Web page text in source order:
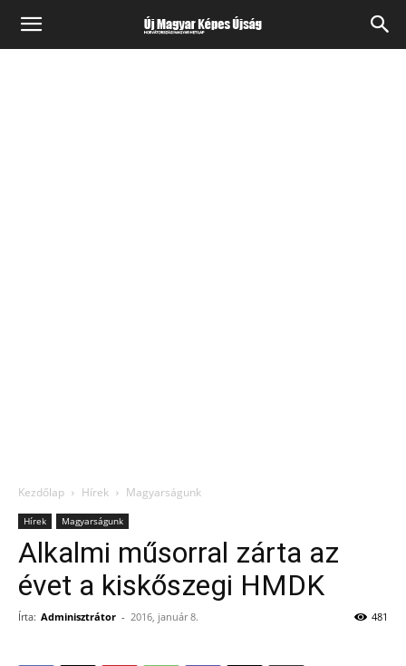
Kezdőlap Hírek Magyarságunk
Hírek Magyarságunk
Alkalmi műsorral zárta az
évet a kiskőszegi HMDK
Írta: Adminisztrátor - 2016, január 8. 481